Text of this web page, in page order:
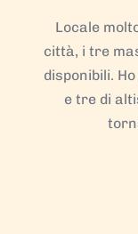
Locale
città, i tre
disponibili.
e tre di